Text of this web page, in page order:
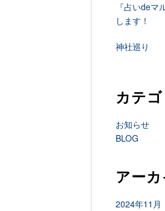
『占いdeマ
します！
神社巡り
カテ
お知らせ
BLOG
アー
2024年11月